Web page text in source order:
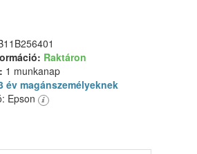
Raktáron
1 munkanap
év magánszemélyeknek
Epson